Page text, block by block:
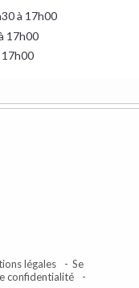
à 17h00
17h00
17h00
légales
Se
confidentialité